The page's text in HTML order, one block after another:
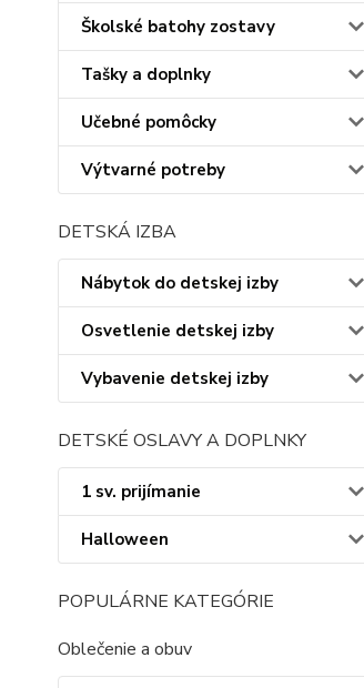
Školské batohy zostavy
Tašky a doplnky
Učebné pomôcky
Výtvarné potreby
DETSKÁ IZBA
Nábytok do detskej izby
Osvetlenie detskej izby
Vybavenie detskej izby
DETSKÉ OSLAVY A DOPLNKY
1 sv. prijímanie
Halloween
POPULÁRNE KATEGÓRIE
Oblečenie a obuv